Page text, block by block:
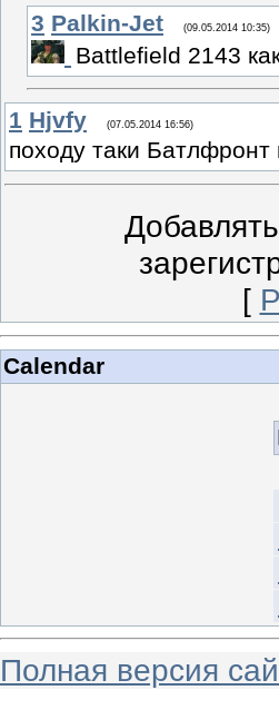
3 Palkin-Jet (09.05.2014 10:35)
Battlefield 2143
1 Hjvfy (07.05.2014 16:56)
походу таки Батлфронт
[
Calendar
Полная версия